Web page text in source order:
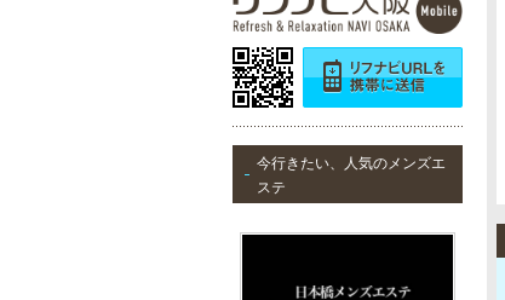
今行きたい、人気のメンズエ
ステ
で厳選セラピストたちが貴方の日頃
の疲れを癒す。洗練の技術とおもて
なしで身も心も満たされる至福の時
間をお楽しみいただけます。
当たりSPA 日本橋店
当店では、少しでも多くのお客様に
お客様に『当たり』と思ってもらえ